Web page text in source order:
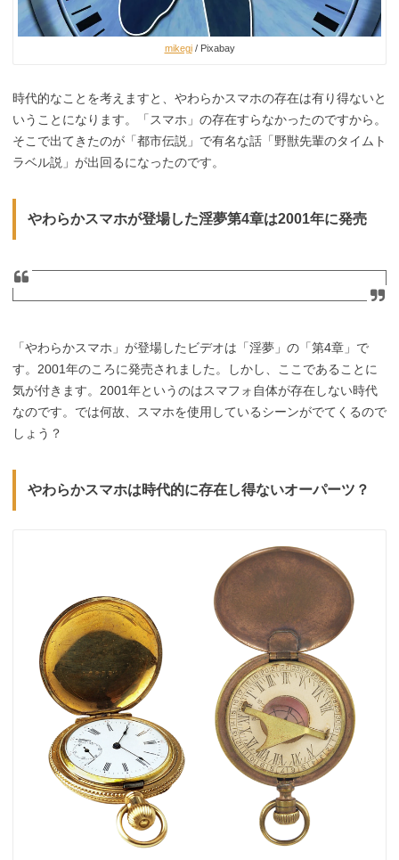
mikegi/ Pixabay
時代的なことを考えますと、やわらかスマホの存在は有り得ないと
いうことになります。「スマホ」の存在すらなかったのですから。
そこで出てきたのが「都市伝説」で有名な話「野獣先輩のタイムト
ラベル説」が出回るになったのです。
やわらかスマホが登場した淫夢第4章は2001年に発売
「やわらかスマホ」が登場したビデオは「淫夢」の「第4章」で
す。2001年のころに発売されました。しかし、ここであることに
気が付きます。2001年というのはスマフォ自体が存在しない時代
なのです。では何故、スマホを使用しているシーンがでてくるので
しょう？
やわらかスマホは時代的に存在し得ないオーパーツ？